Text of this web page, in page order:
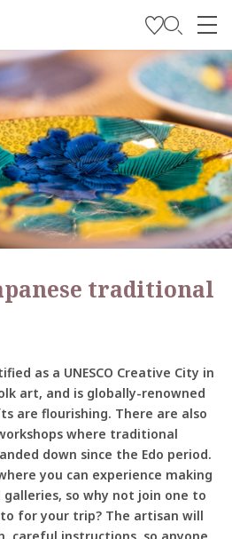
traditional
as a UNESCO Creative City in
art, and is globally-renowned
are flourishing. There are also
where traditional
down since the Edo period.
you can experience making
so why not join one to
for your trip? The artisan will